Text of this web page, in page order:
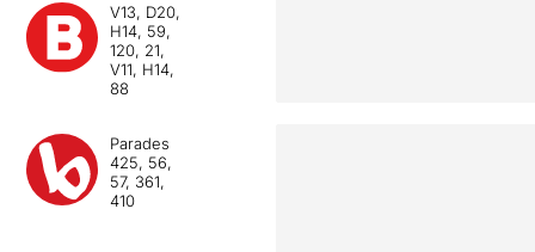
V13, D20,
H14, 59,
120, 21,
V11, H14,
88
Parades
425, 56,
57, 361,
410